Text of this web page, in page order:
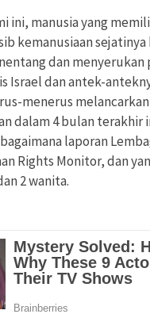
ini, manusia yang
kemanusiaan sejatinya
dan menyerukan
Israel dan antek-
menerus
dalam 4 bulan terakhir
laporan
Rights Monitor, dan
2 wanita.